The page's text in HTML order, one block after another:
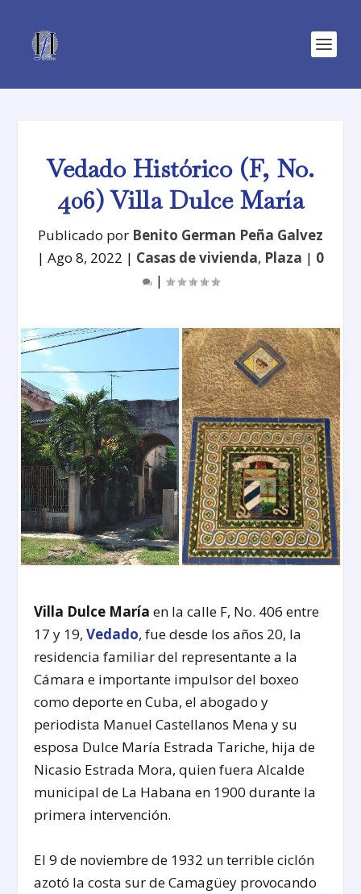
Vedado Histórico (F, No.
406) Villa Dulce María
Publicado por Benito German Peña Galvez
| Ago 8, 2022 | Casas de vivienda, Plaza | 0
|
Villa Dulce María en la calle F, No. 406 entre
17 y 19,Vedado, fue desde los años 20, la
residencia familiar del representante a la
Cámara e importante impulsor del boxeo
como deporte en Cuba, el abogado y
periodista Manuel Castellanos Mena y su
esposa Dulce María Estrada Tariche, hija de
Nicasio Estrada Mora, quien fuera Alcalde
municipal de La Habana en 1900 durante la
primera intervención.
El 9 de noviembre de 1932 un terrible ciclón
azotó la costa sur de Camagüey provocando